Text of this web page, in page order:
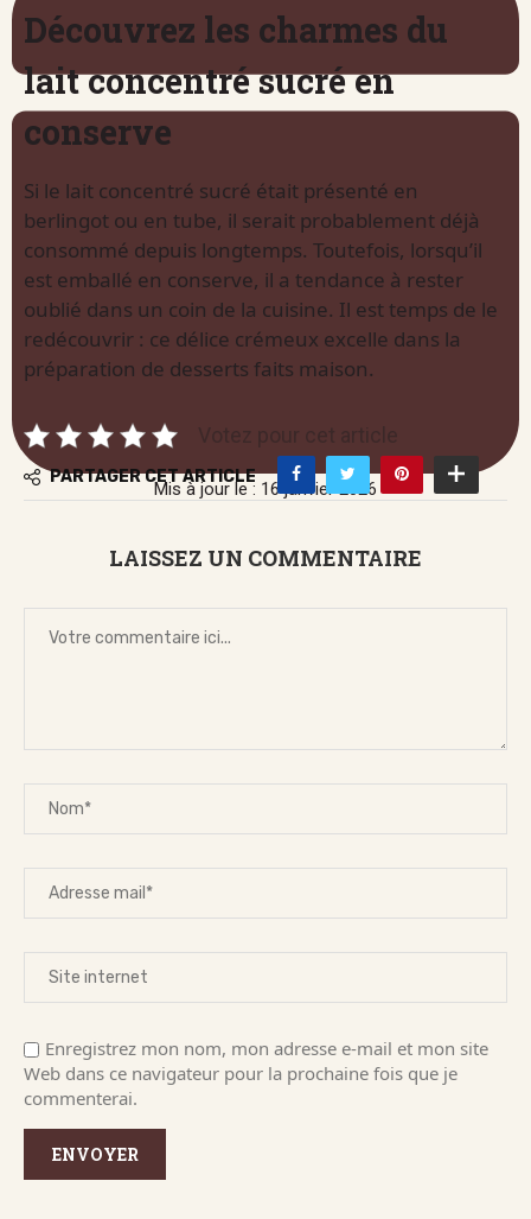
Mis à jour le : 16 janvier 2026
Découvrez les charmes du
lait concentré sucré en
conserve
Si le lait concentré sucré était présenté en
berlingot ou en tube, il serait probablement déjà
consommé depuis longtemps. Toutefois, lorsqu’il
est emballé en conserve, il a tendance à rester
oublié dans un coin de la cuisine. Il est temps de le
redécouvrir : ce délice crémeux excelle dans la
préparation de desserts faits maison.
Votez pour cet article
PARTAGER CET ARTICLE
LAISSEZ UN COMMENTAIRE
Enregistrez mon nom, mon adresse e-mail et mon site
Web dans ce navigateur pour la prochaine fois que je
commenterai.